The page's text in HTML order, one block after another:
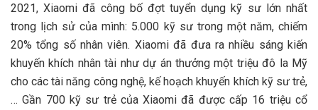
2021, Xiaomi đã công bố đợt tuyển dụng kỹ sư lớn nhất
trong lịch sử của mình: 5.000 kỹ sư trong một năm, chiếm
20% tổng số nhân viên. Xiaomi đã đưa ra nhiều sáng kiến
khuyến khích nhân tài như dự án thưởng một triệu đô la Mỹ
cho các tài năng công nghệ, kế hoạch khuyến khích kỹ sư trẻ,
… Gần 700 kỹ sư trẻ của Xiaomi đã được cấp 16 triệu cổ